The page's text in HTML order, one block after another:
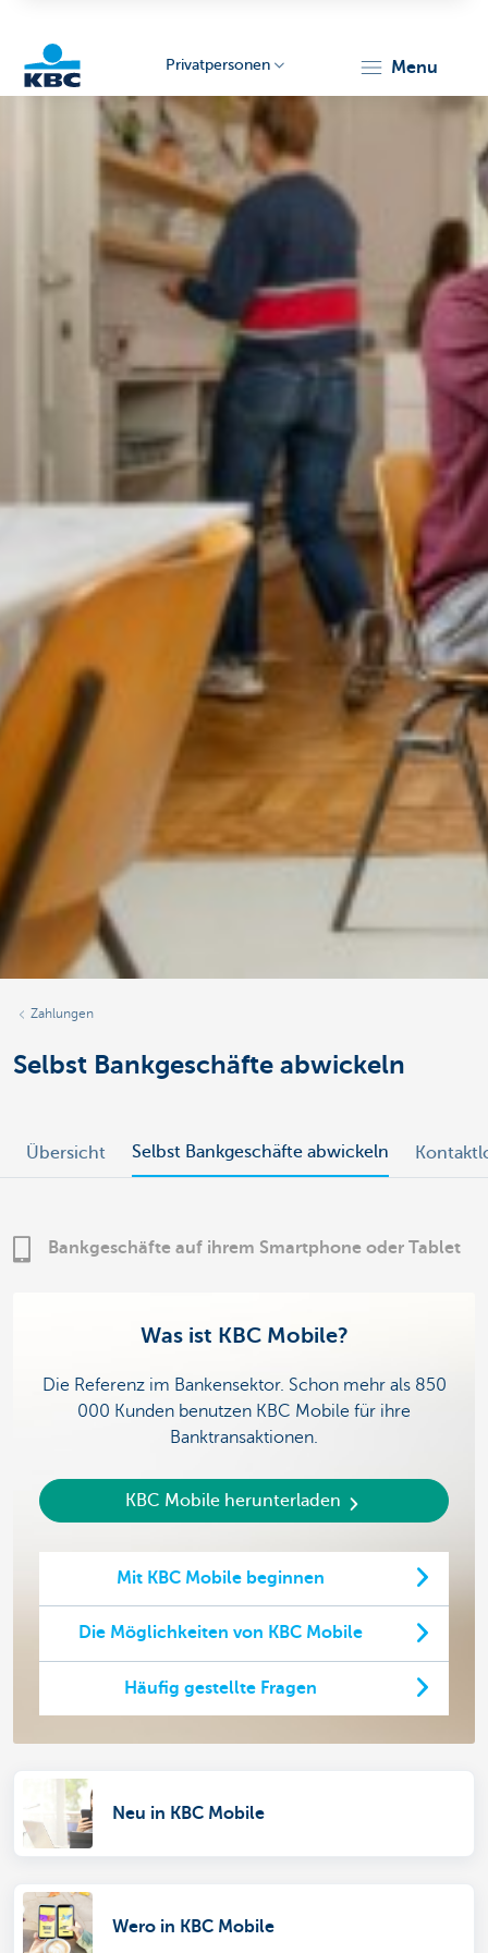
Privatpersonen menu
Zahlungen
Selbst Bankgeschäfte abwickeln
Übersicht Selbst Bankgeschäfte abwickeln
Bankgeschäfte auf ihrem Smartphone oder Tablet
Was ist KBC Mobile?
Die Referenz im Bankensektor. Schon mehr als 850
000 Kunden benutzen KBC Mobile für ihre
Banktransaktionen.
KBC Mobile herunterladen
Mit KBC Mobile beginnen
Die Möglichkeiten von KBC Mobile
Häufig gestellte Fragen
Neu in KBC Mobile
Wero in KBC Mobile